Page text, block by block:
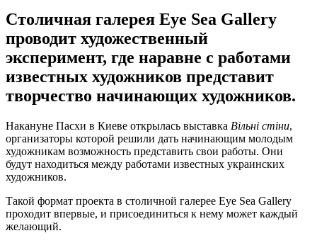
Столичная галерея Eye Sea Gallery
проводит художественный
эксперимент, где наравне с работами
известных художников представит
творчество начинающих художников.
Накануне Пасхи в Киеве открылась выставка Вільні стіни,
организаторы которой решили дать начинающим молодым
художникам возможность представить свои работы. Они
будут находиться между работами известных украинских
художников.
Такой формат проекта в столичной галерее Eye Sea Gallery
проходит впервые, и присоединиться к нему может каждый
желающий.